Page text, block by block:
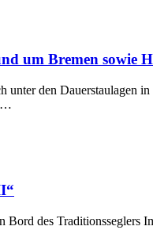
um Bremen sowie
den Dauerstaulagen
…
Bord des